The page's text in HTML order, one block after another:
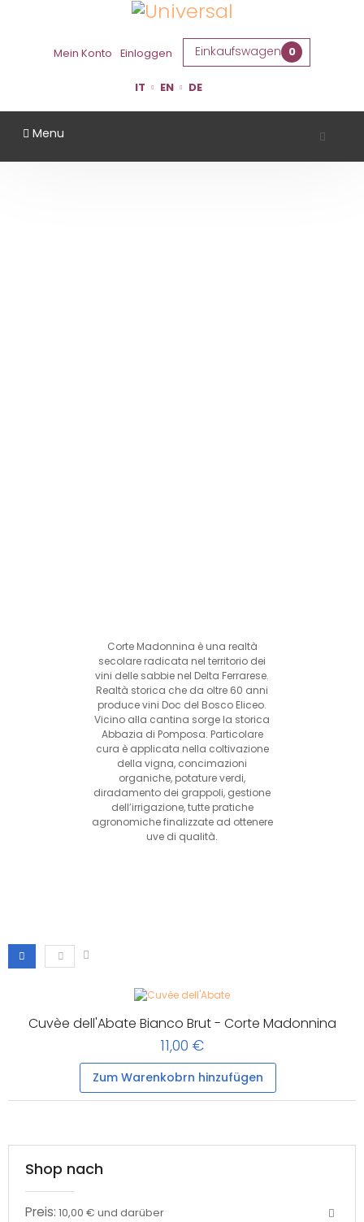
Mein Konto Einloggen Einkaufswagen 0
IT EN DE
Menu
Corte Madonnina è una realtà
secolare radicata nel territorio dei
vini delle sabbie nel Delta Ferrarese.
Realtà storica che da oltre 60 anni
produce vini Doc del Bosco Eliceo.
Vicino alla cantina sorge la storica
Abbazia di Pomposa. Particolare
cura è applicata nella coltivazione
della vigna, concimazioni
organiche, potature verdi,
diradamento dei grappoli, gestione
dell’irrigazione, tutte pratiche
agronomiche finalizzate ad ottenere
uve di qualità.
Cuvèe dell'Abate Bianco Brut - Corte Madonnina
11,00 €
Zum Warenkobrn hinzufügen
Shop nach
Preis: 10,00 € und darüber